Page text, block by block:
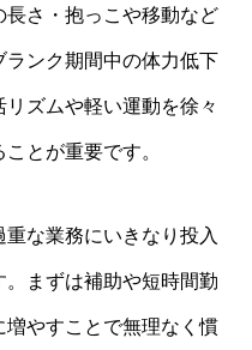
さ・抱っこや移動など
ンク期間中の体力低下
ズムや軽い運動を徐々
とが重要です。
な業務にいきなり投入
まずは補助や短時間勤
やすことで無理なく慣